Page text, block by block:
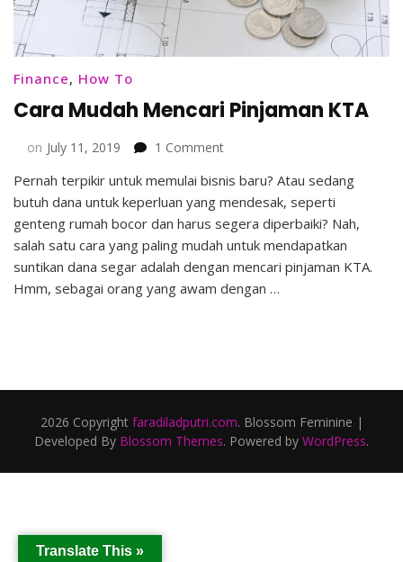
Finance, How To
Cara Mudah Mencari Pinjaman KTA
on July 11, 2019 1 Commenton
Mudah
Mencari
Pinjaman
KTA
Pernah terpikir untuk memulai bisnis baru? Atau sedang
butuh dana untuk keperluan yang mendesak, seperti
genteng rumah bocor dan harus segera diperbaiki? Nah,
salah satu cara yang paling mudah untuk mendapatkan
suntikan dana segar adalah dengan mencari pinjaman KTA.
Hmm, sebagai orang yang awam dengan …
2026 Copyright faradiladputri.com. Blossom Feminine |
Developed By Blossom Themes. Powered by WordPress.
Translate This »